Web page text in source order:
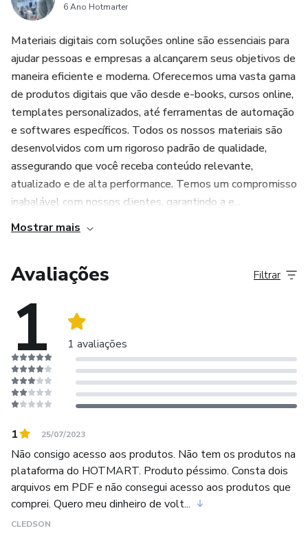
- Não perca tempo criando artes do zero, edite
rapidamente artes prontas.
> E-book Photoshop para iniciantes.
-------------------------------------------
Pack de diversos layouts para posts para redes sociais em
imagem (JPEG) com a área para você colocar a sua marca e
divulgar e PSD (Adobe Photoshop) totalmente editáveis,
com técnicas profissionais aplicadas em todas as artes
como estudo de cores, saturação, matriz, iluminação,
alinhamentos e margens.
Para quem é esse PACK?
> EMPREENDEDORES que desejam fazer a própria
divulgação nas redes sociais, as artes vem todas prontas,
basta apenas você adicionar a sua logo nas artes e postar.
>DESIGNERS GRÁFICOS
- Não perca tempo criando artes do zero, edite
rapidamente artes prontas.
6 Ano Hotmarter
Materiais digitais com soluções online são essenciais para
ajudar pessoas e empresas a alcançarem seus objetivos de
maneira eficiente e moderna. Oferecemos uma vasta gama
de produtos digitais que vão desde e-books, cursos online,
templates personalizados, até ferramentas de automação
e softwares específicos. Todos os nossos materiais são
desenvolvidos com um rigoroso padrão de qualidade,
assegurando que você receba conteúdo relevante,
atualizado e de alta performance. Temos um compromisso
inabalável com nossos clientes, garantindo a e...
Mostrar mais
Avaliações
1 1 avaliações
Filtrar
1 25/07/2023
Não consigo acesso aos produtos. Não tem os produtos na
plataforma do HOTMART. Produto péssimo. Consta dois
arquivos em PDF e não consegui acesso aos produtos que
comprei. Quero meu dinheiro de volt...
CLEDSON